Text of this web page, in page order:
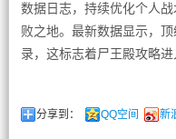
数据日志，持续优化个人
败之地。最新数据显示，
录，这标志着尸王殿攻略进
分享到： QQ空间 新